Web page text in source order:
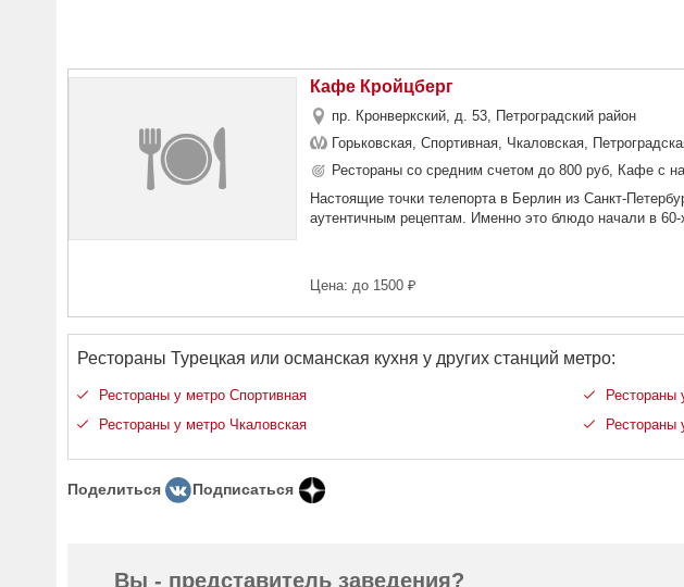
Кафе Кройцберг
пр. Кронверкский, д. 53, Петроградский район
Горьковская, Спортивная, Чкаловская,
Рестораны со средним счетом до 800 руб, Кафе с
Настоящие точки телепорта в Берлин из Санкт-
аутентичным рецептам. Именно это блюдо начали в 60-
Цена: до 1500 ₽
Рестораны Турецкая или османская кухня у других станций метро:
Рестораны у метро Спортивная
Рестораны
Рестораны у метро Чкаловская
Рестораны
Поделиться Подписаться
Вы - представитель заведения?